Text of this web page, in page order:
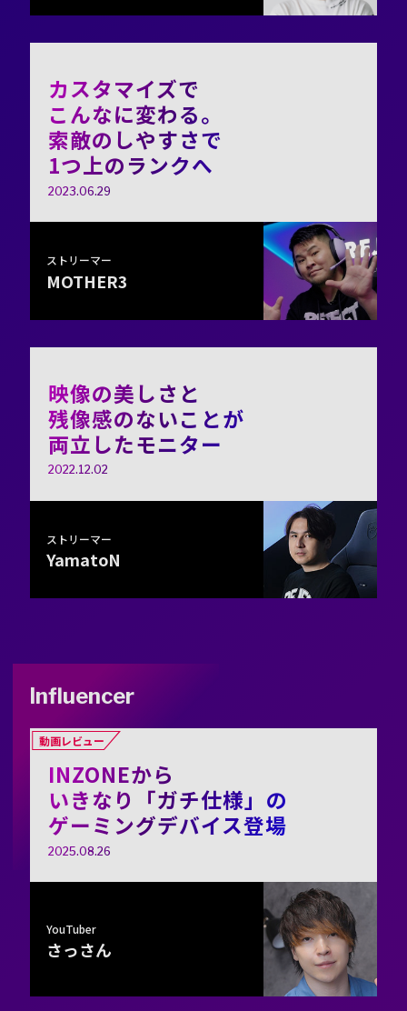
カスタマイズで
こんなに変わる。
索敵のしやすさで
1つ上のランクへ
2023.06.29
ストリーマー
MOTHER3
映像の美しさと
残像感のないことが
両立したモニター
2022.12.02
ストリーマー
YamatoN
Influencer
動画レビュー
INZONEから
いきなり「ガチ仕様」の
ゲーミングデバイス登場
2025.08.26
YouTuber
さっさん